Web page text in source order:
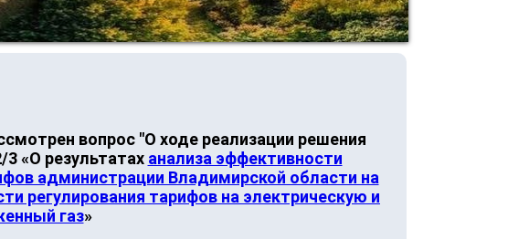
вопрос "О ходе реализации решения
«О результатах анализа эффективности
администрации Владимирской области на
регулирования тарифов на электрическую и
газ»